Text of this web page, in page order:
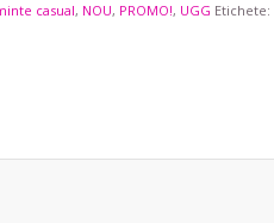
casual, NOU, PROMO!, UGG Etichete: